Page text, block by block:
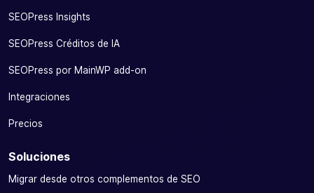
SEOPress Insights
SEOPress Créditos de IA
SEOPress por MainWP add-on
Integraciones
Precios
Soluciones
Migrar desde otros complementos de SEO